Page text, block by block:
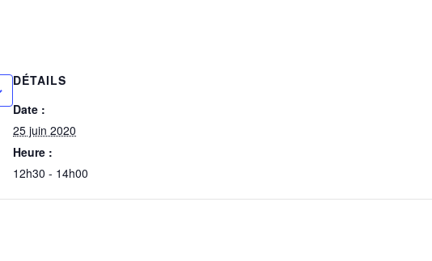
DÉTAILS
Date :
25 juin 2020
Heure :
12h30 - 14h00